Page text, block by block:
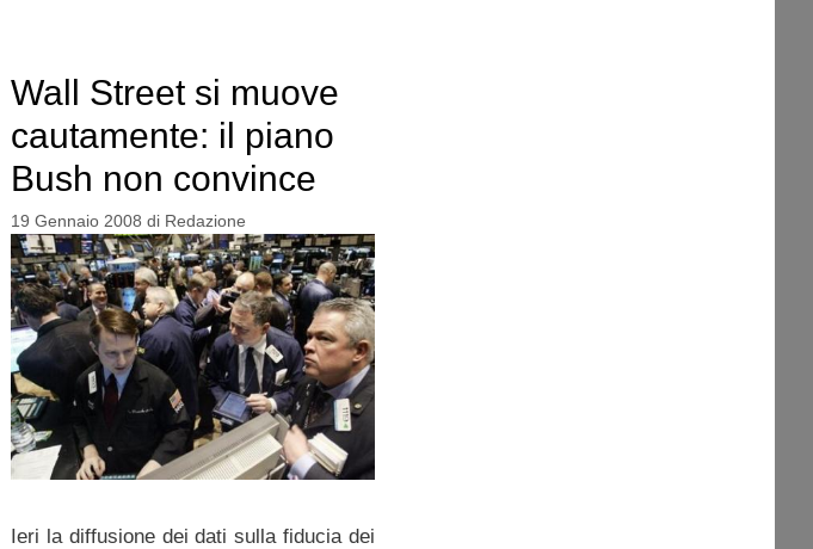
Wall Street si muove
cautamente: il piano
Bush non convince
19 Gennaio 2008 di Redazione
Ieri la diffusione dei dati sulla fiducia dei